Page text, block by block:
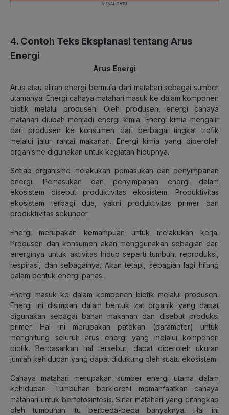
4. Contoh Teks Eksplanasi tentang Arus
Energi
Arus Energi
Arus atau aliran energi bermula dari matahari sebagai sumber
utamanya. Energi cahaya matahari masuk ke dalam komponen
biotik melalui produsen. Oleh produsen, energi cahaya
matahari diubah menjadi energi kimia. Energi kimia mengalir
dari produsen ke konsumen dari berbagai tingkat trofik
melalui jalur rantai makanan. Energi kimia yang diperoleh
organisme digunakan untuk kegiatan hidupnya.
Setiap organisme melakukan pemasukan dan penyimpanan
energi. Pemasukan dan penyimpanan energi dalam
ekosistem disebut produktivitas ekosistem. Produktivitas
ekosistem terbagi dua, yakni produktivitas primer dan
produktivitas sekunder.
Energi merupakan kemampuan untuk melakukan kerja.
Produsen dan konsumen akan menggunakan sebagian dari
energinya untuk aktivitas hidup seperti tumbuh, reproduksi,
respirasi, dan sebagainya. Akan tetapi, sebagian lagi hilang
dalam bentuk energi panas.
Energi masuk ke dalam komponen biotik melalui produsen.
Energi ini disimpan dalam bentuk zat organik yang dapat
digunakan sebagai bahan makanan dan disebut produksi
primer. Hal ini merupakan patokan (parameter) untuk
menghitung seluruh arus energi yang melalui komponen
biotik. Berdasarkan hal tersebut, dapat diperoleh ukuran
jumlah kehidupan yang dapat didukung oleh suatu ekosistem.
Cahaya matahari merupakan sumber energi utama dalam
kehidupan. Tumbuhan berklorofil memanfaatkan cahaya
matahari untuk berfotosintesis. Sinar matahari yang ditangkap
oleh tumbuhan itu berbeda-beda banyaknya. Hal ini